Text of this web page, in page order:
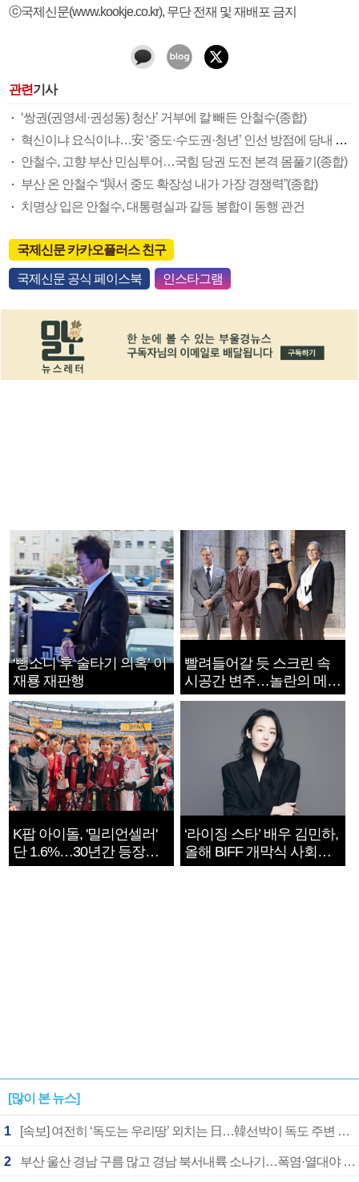
ⓒ국제신문(www.kookje.co.kr), 무단 전재 및 재배포 금지
관련기사
‘쌍권(권영세·권성동) 청산’ 거부에 칼 빼든 안철수(종합)
혁신이냐 요식이냐…安 ‘중도·수도권·청년’ 인선 방점에 당내 압박
안철수, 고향 부산 민심투어…국힘 당권 도전 본격 몸풀기(종합)
부산 온 안철수 “與서 중도 확장성 내가 가장 경쟁력”(종합)
치명상 입은 안철수, 대통령실과 갈등 봉합이 동행 관건
국제신문 카카오플러스 친구
국제신문 공식 페이스북 인스타그램
‘뺑소니 후 술타기 의혹’ 이
재룡 재판행
빨려들어갈 듯 스크린 속
시공간 변주…놀란의 메시
지는 ‘전쟁 속죄’
K팝 아이돌, '밀리언셀러'
단 1.6%…30년간 등장
1182개팀 전수조사
‘라이징 스타’ 배우 김민하,
올해 BIFF 개막식 사회자
확정
[많이 본 뉴스]
1 [속보] 여전히 ‘독도는 우리땅’ 외치는 日…韓선박이 독도 주변 해양조사 활동하자 반발
2 부산 울산 경남 구름 많고 경남 북서내륙 소나기…폭염·열대야 계속